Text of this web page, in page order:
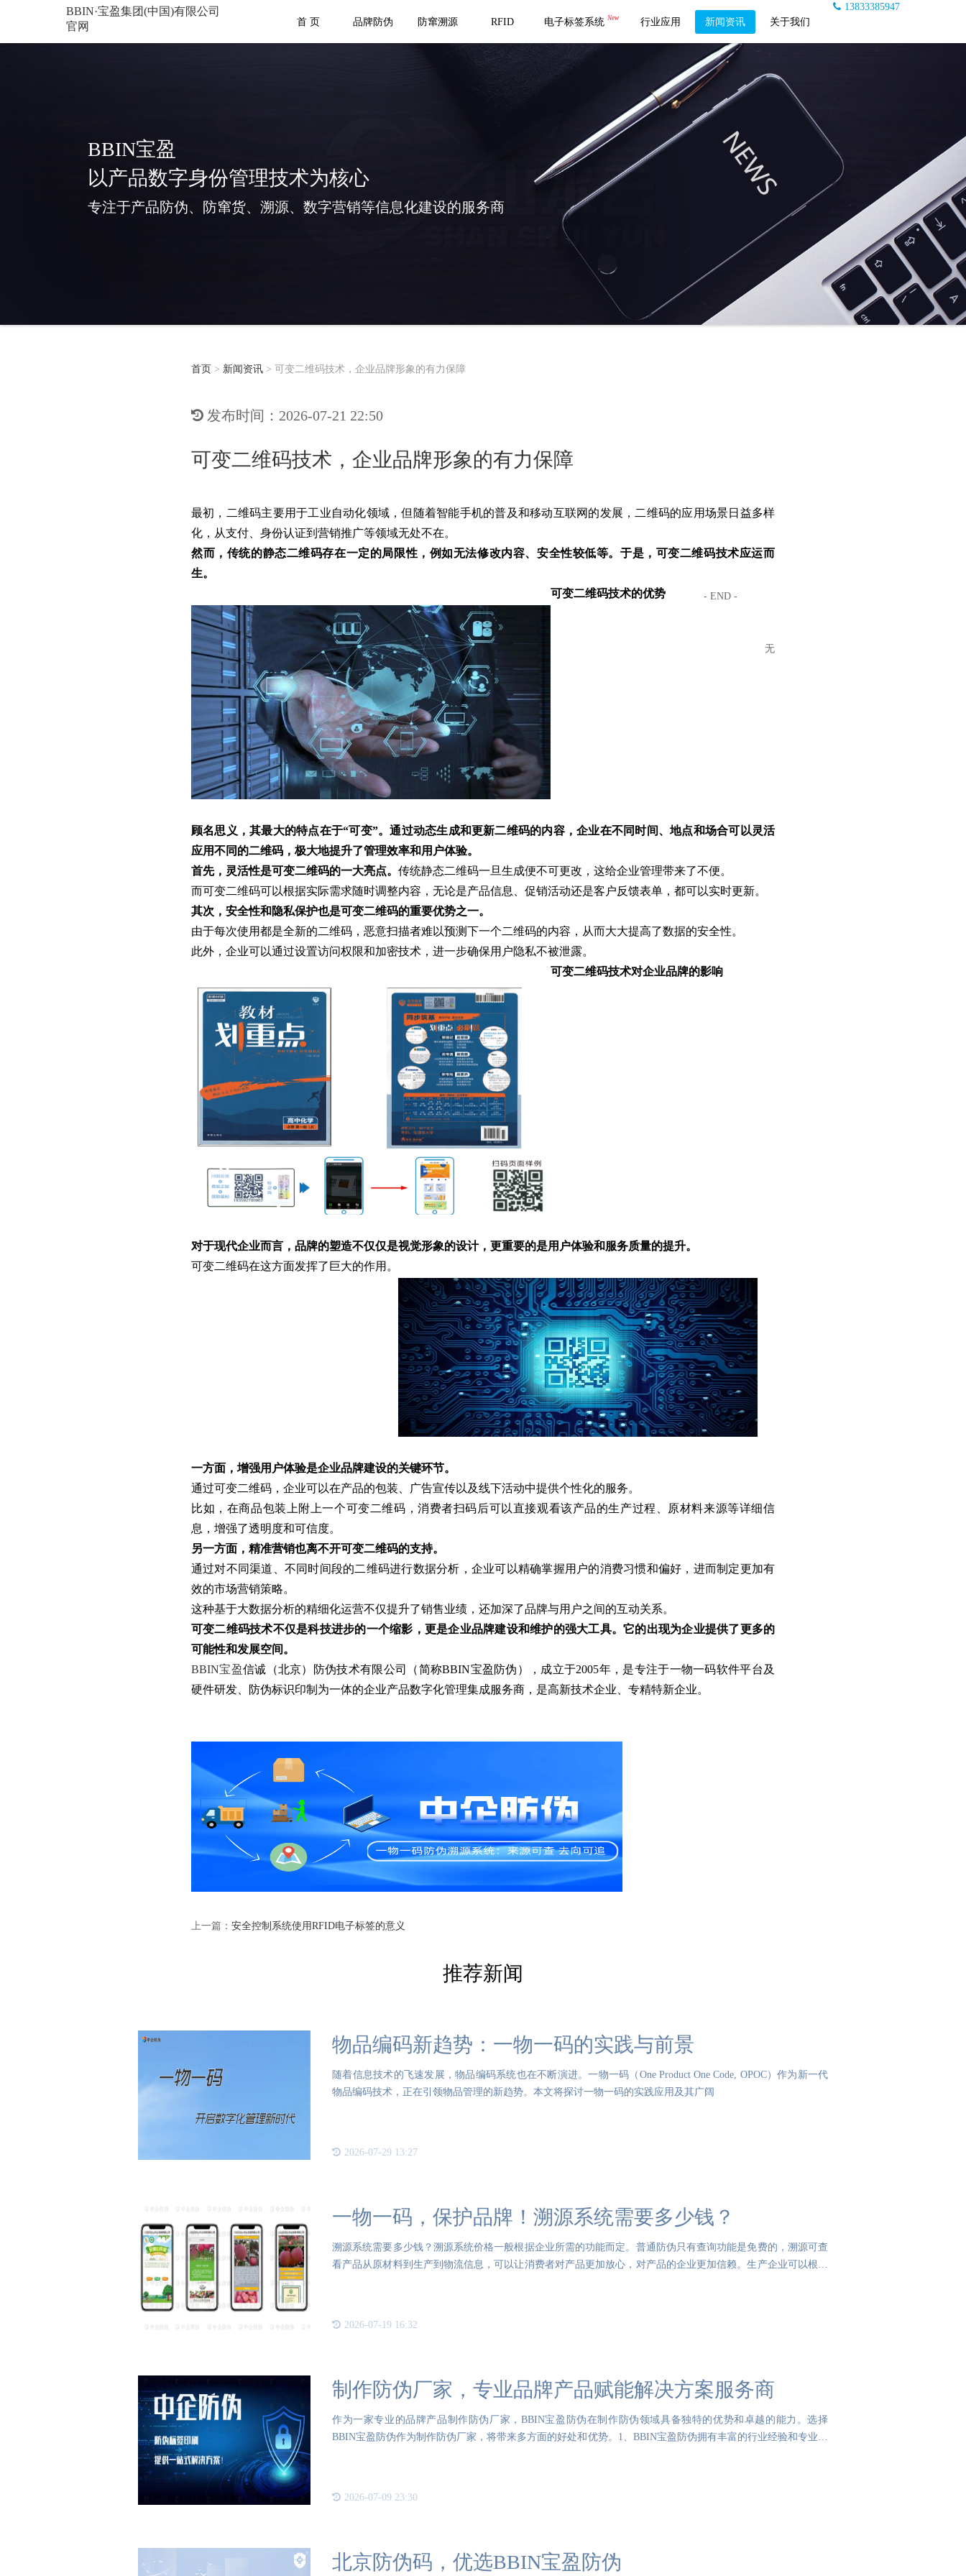
BBIN·宝盈集团(中国)有限公司
官网
13833385947
首 页
品牌防伪 防窜溯源 RFID 电子标签系统 New 行业应用 新闻资讯 关于我们
BBIN宝盈
以产品数字身份管理技术为核心
专注于产品防伪、防窜货、溯源、数字营销等信息化建设的服务商
首页 > 新闻资讯 > 可变二维码技术，企业品牌形象的有力保障
发布时间：2026-07-21 22:50
可变二维码技术，企业品牌形象的有力保障
最初，二维码主要用于工业自动化领域，但随着智能手机的普及和移动互联网的发展，二维码的应用场景日益多样
化，从支付、身份认证到营销推广等领域无处不在。
然而，传统的静态二维码存在一定的局限性，例如无法修改内容、安全性较低等。于是，可变二维码技术应运而
生。
可变二维码技术的优势
顾名思义，其最大的特点在于“可变”。通过动态生成和更新二维码的内容，企业在不同时间、地点和场合可以灵活
应用不同的二维码，极大地提升了管理效率和用户体验。
首先，灵活性是可变二维码的一大亮点。 传统静态二维码一旦生成便不可更改，这给企业管理带来了不便。
而可变二维码可以根据实际需求随时调整内容，无论是产品信息、促销活动还是客户反馈表单，都可以实时更新。
其次，安全性和隐私保护也是可变二维码的重要优势之一。
由于每次使用都是全新的二维码，恶意扫描者难以预测下一个二维码的内容，从而大大提高了数据的安全性。
此外，企业可以通过设置访问权限和加密技术，进一步确保用户隐私不被泄露。
可变二维码技术对企业品牌的影响
对于现代企业而言，品牌的塑造不仅仅是视觉形象的设计，更重要的是用户体验和服务质量的提升。
可变二维码在这方面发挥了巨大的作用。
一方面，增强用户体验是企业品牌建设的关键环节。
通过可变二维码，企业可以在产品的包装、广告宣传以及线下活动中提供个性化的服务。
比如，在商品包装上附上一个可变二维码，消费者扫码后可以直接观看该产品的生产过程、原材料来源等详细信
息，增强了透明度和可信度。
另一方面，精准营销也离不开可变二维码的支持。
通过对不同渠道、不同时间段的二维码进行数据分析，企业可以精确掌握用户的消费习惯和偏好，进而制定更加有
效的市场营销策略。
这种基于大数据分析的精细化运营不仅提升了销售业绩，还加深了品牌与用户之间的互动关系。
可变二维码技术不仅是科技进步的一个缩影，更是企业品牌建设和维护的强大工具。它的出现为企业提供了更多的
可能性和发展空间。
BBIN宝盈信诚（北京）防伪技术有限公司（简称BBIN宝盈防伪），成立于2005年，是专注于一物一码软件平台及
硬件研发、防伪标识印制为一体的企业产品数字化管理集成服务商，是高新技术企业、专精特新企业。
- END -
上一篇： 安全控制系统使用RFID电子标签的意义
无
推荐新闻
物品编码新趋势：一物一码的实践与前景
随着信息技术的飞速发展，物品编码系统也在不断演进。一物一码（One Product One Code, OPOC）作为新一代
物品编码技术，正在引领物品管理的新趋势。本文将探讨一物一码的实践应用及其广阔
2026-07-29 13:27
一物一码，保护品牌！溯源系统需要多少钱？
溯源系统需要多少钱？溯源系统价格一般根据企业所需的功能而定。普通防伪只有查询功能是免费的，溯源可查
看产品从原材料到生产到物流信息，可以让消费者对产品更加放心，对产品的企业更加信赖。生产企业可以根据
2026-07-19 16:32
制作防伪厂家，专业品牌产品赋能解决方案服务商
作为一家专业的品牌产品制作防伪厂家，BBIN宝盈防伪在制作防伪领域具备独特的优势和卓越的能力。选择
BBIN宝盈防伪作为制作防伪厂家，将带来多方面的好处和优势。1、BBIN宝盈防伪拥有丰富的行业经验和专业知
2026-07-09 23:30
北京防伪码，优选BBIN宝盈防伪